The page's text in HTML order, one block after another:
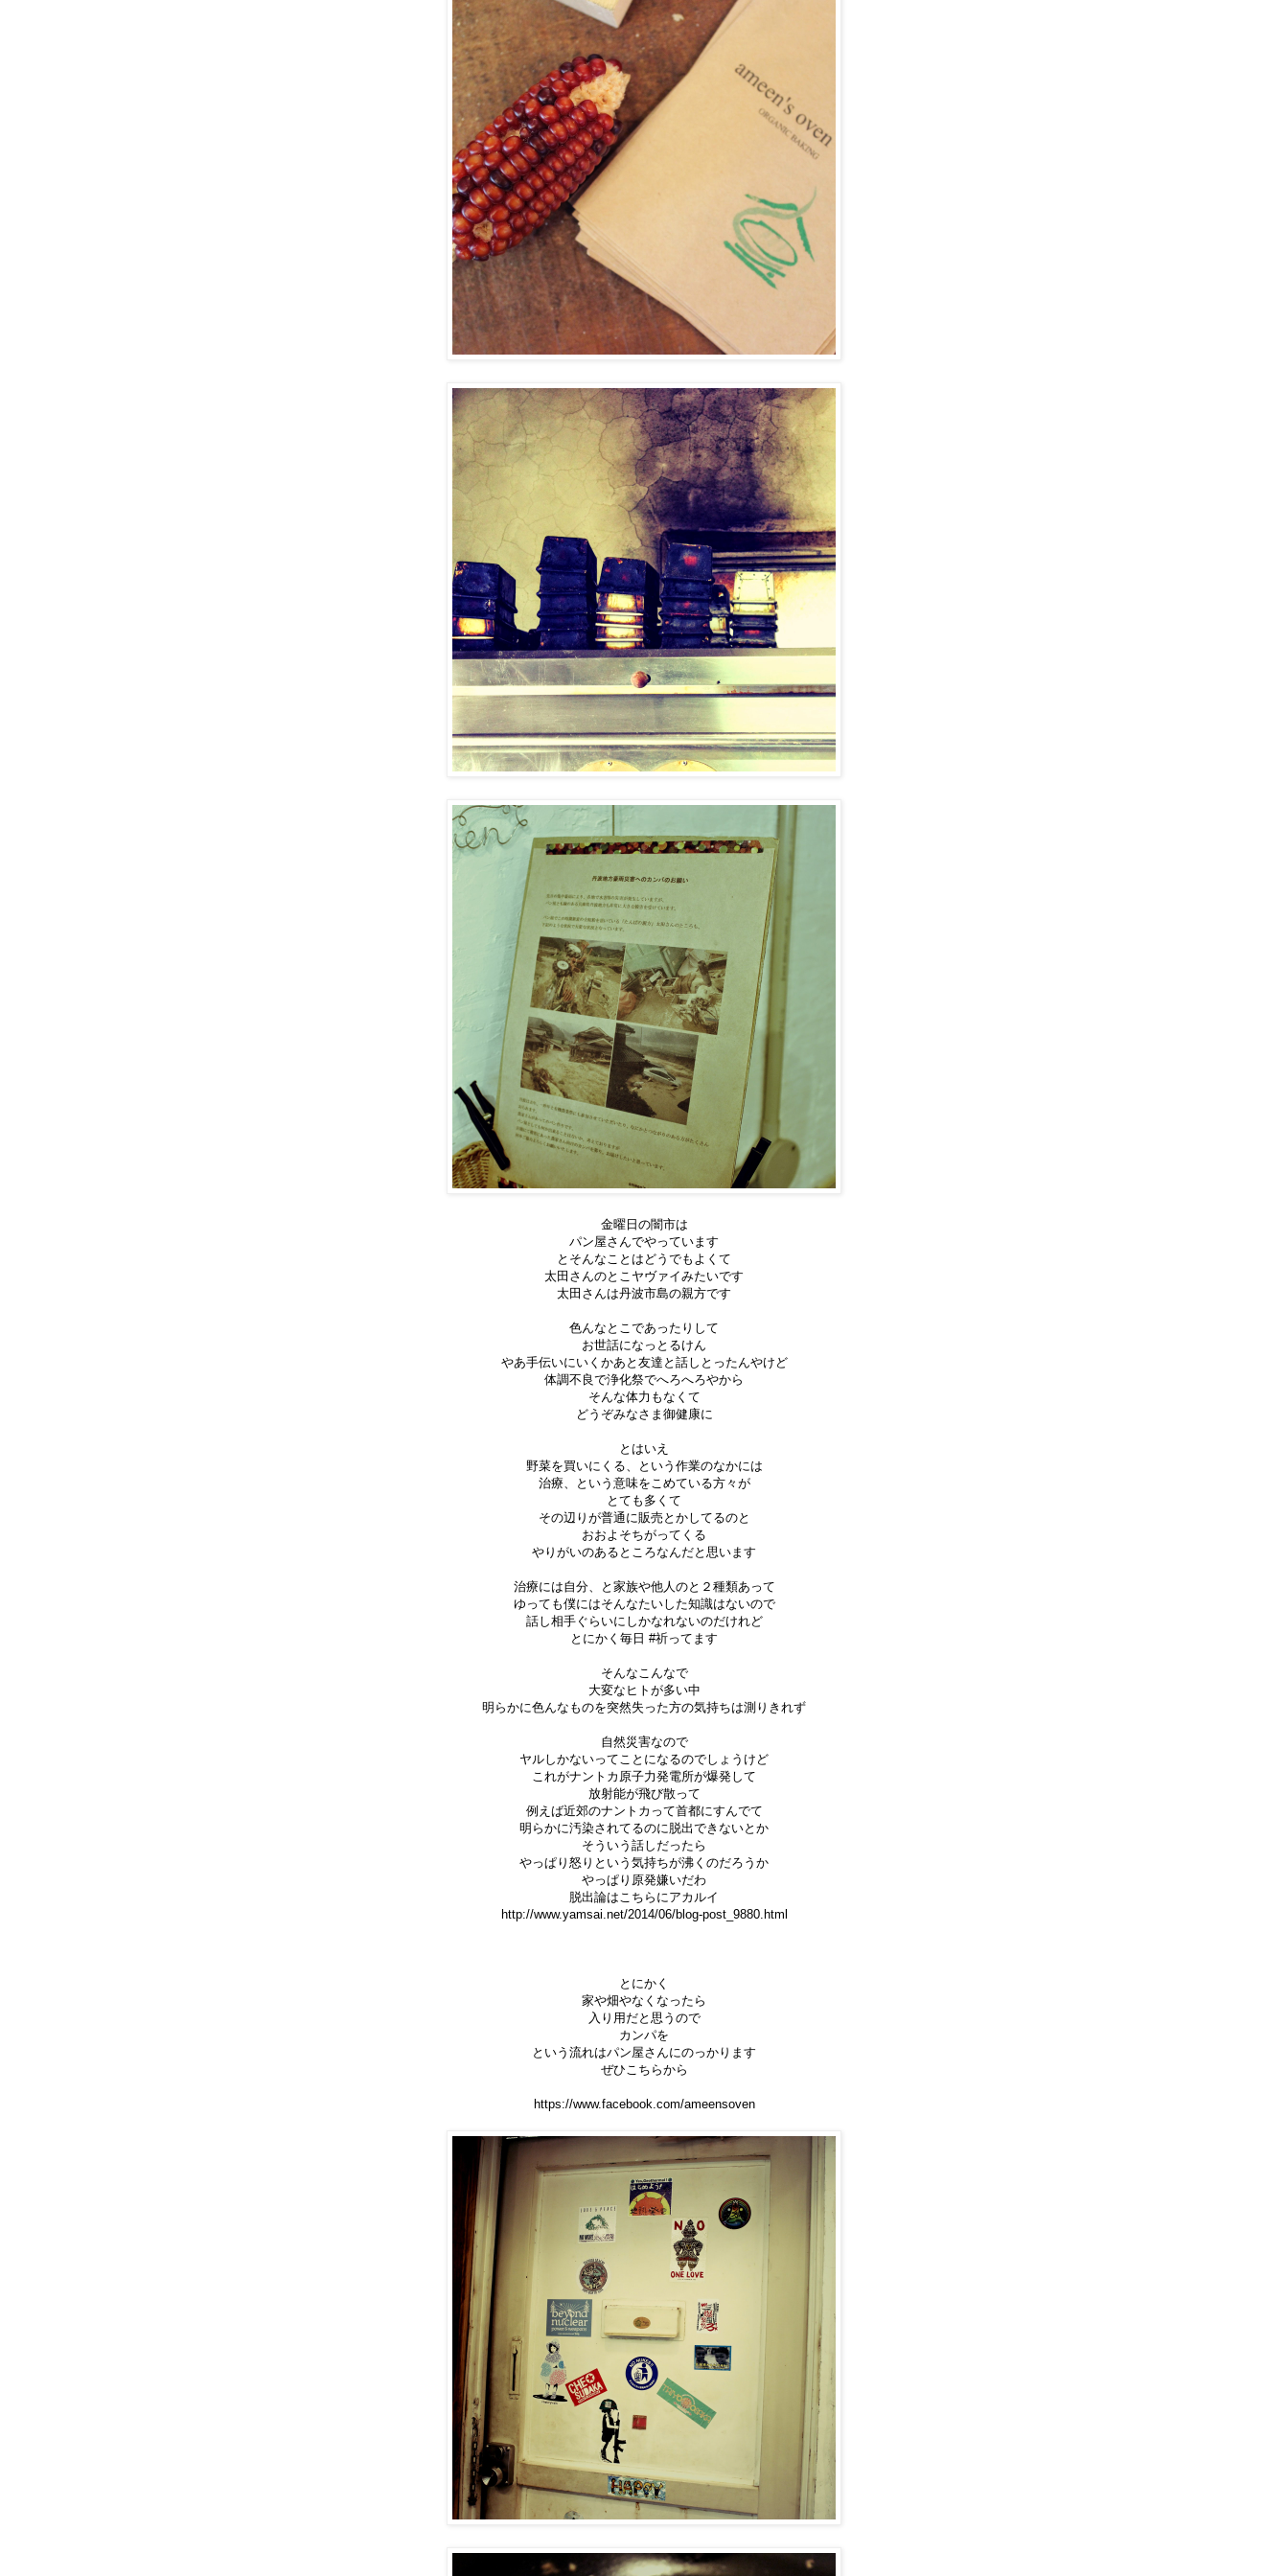
金曜日の闇市は
パン屋さんでやっています
とそんなことはどうでもよくて
太田さんのとこヤヴァイみたいです
太田さんは丹波市島の親方です
色んなとこであったりして
お世話になっとるけん
やあ手伝いにいくかあと友達と話しとったんやけど
体調不良で浄化祭でへろへろやから
そんな体力もなくて
どうぞみなさま御健康に
とはいえ
野菜を買いにくる、という作業のなかには
治療、という意味をこめている方々が
とても多くて
その辺りが普通に販売とかしてるのと
おおよそちがってくる
やりがいのあるところなんだと思います
治療には自分、と家族や他人のと２種類あって
ゆっても僕にはそんなたいした知識はないので
話し相手ぐらいにしかなれないのだけれど
とにかく毎日 #祈ってます
そんなこんなで
大変なヒトが多い中
明らかに色んなものを突然失った方の気持ちは測りきれず
自然災害なので
ヤルしかないってことになるのでしょうけど
これがナントカ原子力発電所が爆発して
放射能が飛び散って
例えば近郊のナントカって首都にすんでて
明らかに汚染されてるのに脱出できないとか
そういう話しだったら
やっぱり怒りという気持ちが沸くのだろうか
やっぱり原発嫌いだわ
脱出論はこちらにアカルイ
http://www.yamsai.net/2014/06/blog-post_9880.html
とにかく
家や畑やなくなったら
入り用だと思うので
カンパを
という流れはパン屋さんにのっかります
ぜひこちらから
https://www.facebook.com/ameensoven